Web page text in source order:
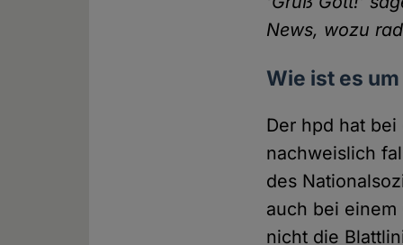
News, wozu
Wie ist es
Der hpd hat
nachweislich
des
auch bei einem
nicht die